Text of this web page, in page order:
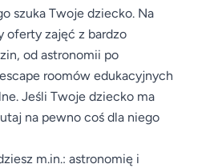
szuka Twoje dziecko. Na
oferty zajęć z bardzo
od astronomii po
roomów edukacyjnych
Jeśli Twoje dziecko ma
na pewno coś dla niego
m.in.: astronomię i